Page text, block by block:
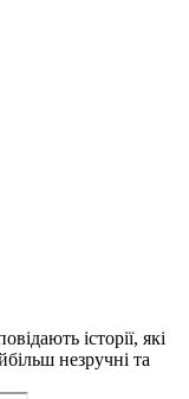
історії, які
незручні та